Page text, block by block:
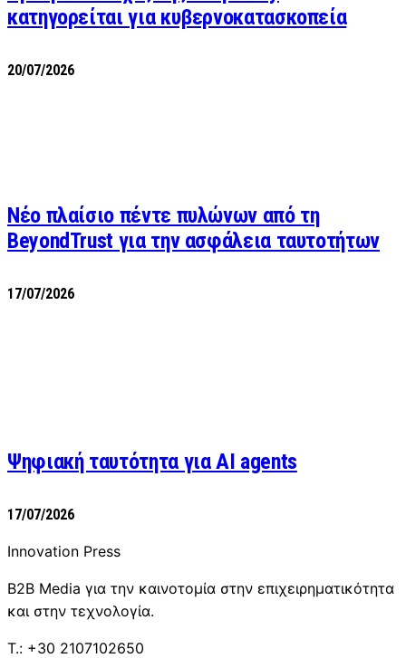
κατηγορείται για κυβερνοκατασκοπεία
20/07/2026
Νέο πλαίσιο πέντε πυλώνων από τη
BeyondTrust για την ασφάλεια ταυτοτήτων
17/07/2026
Ψηφιακή ταυτότητα για AI agents
17/07/2026
Innovation Press
B2B Media για την καινοτομία στην επιχειρηματικότητα
και στην τεχνολογία.
T.: +30 2107102650